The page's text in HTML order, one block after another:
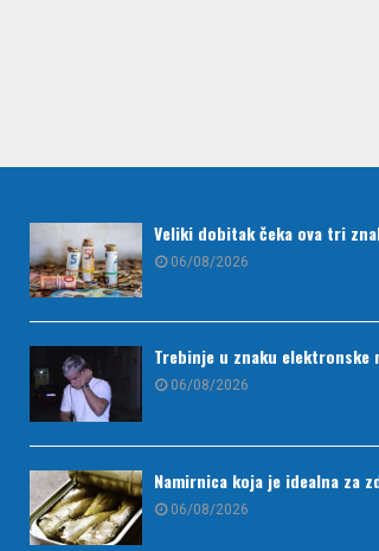
Veliki dobitak čeka ova tri
06/08/2026
Trebinje u znaku elektronske
06/08/2026
Namirnica koja je idealna za
06/08/2026